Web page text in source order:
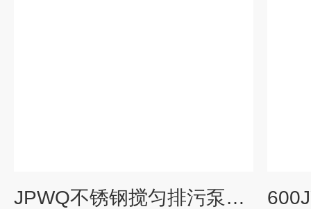
JPWQ不锈钢搅匀排污泵厂家